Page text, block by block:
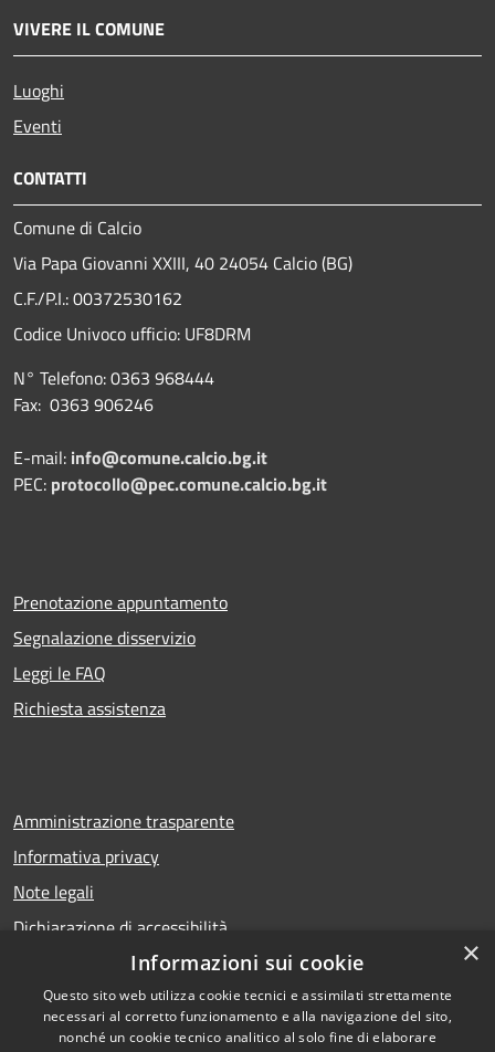
VIVERE IL COMUNE
Luoghi
Eventi
CONTATTI
Comune di Calcio
Via Papa Giovanni XXIII, 40 24054 Calcio (BG)
C.F./P.I.: 00372530162
Codice Univoco ufficio: UF8DRM
N° Telefono: 0363 968444
Fax: 0363 906246
E-mail: info@comune.calcio.bg.it
PEC: protocollo@pec.comune.calcio.bg.it
Prenotazione appuntamento
Segnalazione disservizio
Leggi le FAQ
Richiesta assistenza
Amministrazione trasparente
Informativa privacy
Note legali
Dichiarazione di accessibilità
RSS
Copyright © 2026 • Comune di
×
Informazioni sui cookie
Questo sito web utilizza cookie tecnici e assimilati strettamente
necessari al corretto funzionamento e alla navigazione del sito,
nonché un cookie tecnico analitico al solo fine di elaborare